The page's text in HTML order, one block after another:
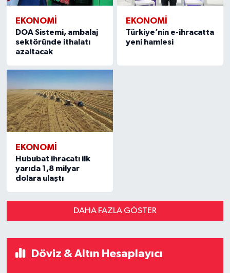
EKONOMI
DOA Sistemi, ambalaj
sektöründe ithalatı
azaltacak
EKONOMI
Türkiye’nin e-ihracatta
yeni hamlesi
EKONOMI
Hububat ihracatı ilk
yarıda 1,8 milyar
dolara ulaştı
DAHA FAZLA GÖSTER
Döviz & Altın Hesaplayıcı